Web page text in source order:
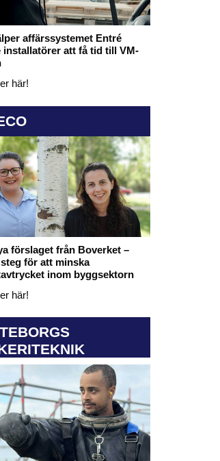
affärssystemet Entré
installatörer att få tid till VM-
här!
förslaget från Boverket –
för att minska
inom byggsektorn
här!